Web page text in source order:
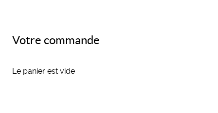
Votre commande
Le panier est vide